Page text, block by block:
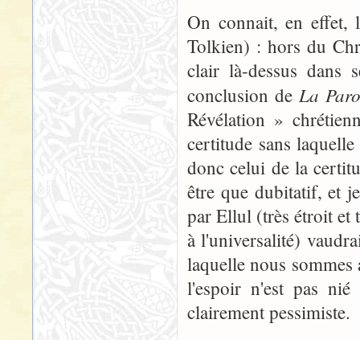
On connait, en effet,
Tolkien) : hors du
clair là-dessus
conclusion de La
Révélation »
certitude sans
donc celui de la
être que dubitatif, et
par Ellul (très étroit et
à l'universalité)
laquelle nous
l'espoir n'est pas
clairement pessimiste.